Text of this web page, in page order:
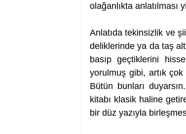
olağanlıkta
Anlatıda tekinsizlik ve
deliklerinde ya da taş
basıp geçtiklerini
yorulmuş gibi, artık çok
Bütün bunları
kitabı klasik haline
bir düz yazıyla